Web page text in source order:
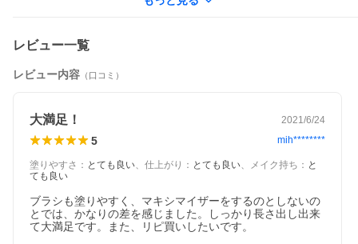
レビュー一覧
レビュー内容 （口コミ）
大満足！ 2021/6/24
5 mih********
塗りやすさ ： とても良い、 仕上がり ： とても良い、 メイク持ち ： と
ても良い
ブラシも塗りやすく、マキシマイザーをするのとしないの
とでは、かなりの差を感じました。しっかり長さ出し出来
て大満足です。また、リピ買いしたいです。